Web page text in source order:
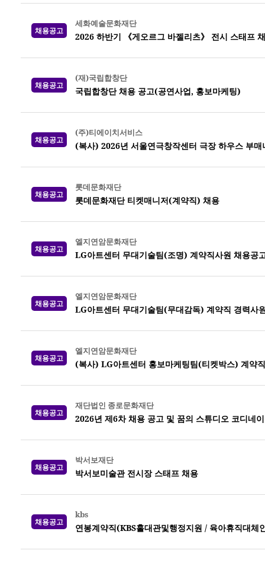
채용공고
세화예술문화재단
2026 하반기 《게오르그 바젤리츠》 전시 스태프
채용공고
(재)국립합창단
국립합창단 채용 공고(공연사업, 홍보마케팅)
채용공고
(주)티에이치서비스
(복사) 2026년 서울연극창작센터 극장 하우스 부
채용공고
롯데문화재단
롯데문화재단 티켓매니저(계약직) 채용
채용공고
엘지연암문화재단
LG아트센터 무대기술팀(조명) 계약직사원 채용공
채용공고
엘지연암문화재단
LG아트센터 무대기술팀(무대감독) 계약직 경력사
채용공고
엘지연암문화재단
(복사) LG아트센터 홍보마케팅팀(티켓박스) 계약
채용공고
재단법인 종로문화재단
2026년 제6차 채용 공고 및 꿈의 스튜디오 코디네
채용공고
박서보재단
박서보미술관 전시장 스태프 채용
채용공고
kbs
연봉계약직(KBS홀대관및행정지원 / 육아휴직대